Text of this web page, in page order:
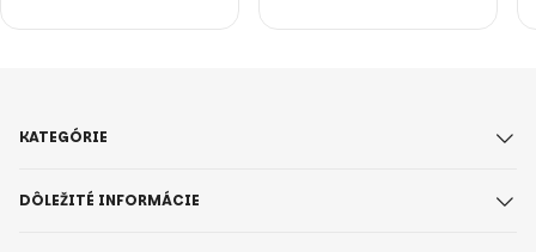
KATEGÓRIE
DÔLEŽITÉ INFORMÁCIE